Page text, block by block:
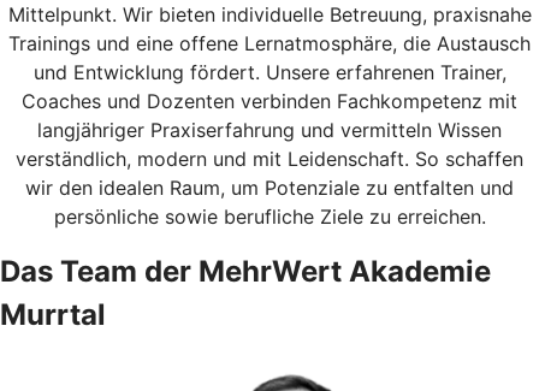
Mittelpunkt. Wir bieten individuelle Betreuung, praxisnahe
Trainings und eine offene Lernatmosphäre, die Austausch
und Entwicklung fördert. Unsere erfahrenen Trainer,
Coaches und Dozenten verbinden Fachkompetenz mit
langjähriger Praxiserfahrung und vermitteln Wissen
verständlich, modern und mit Leidenschaft. So schaffen
wir den idealen Raum, um Potenziale zu entfalten und
persönliche sowie berufliche Ziele zu erreichen.
Das Team der MehrWert Akademie
Murrtal